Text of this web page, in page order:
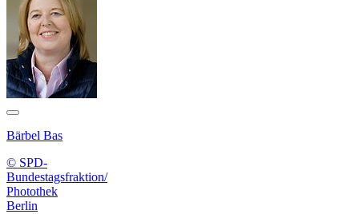
Bärbel Bas
© SPD-
Bundestagsfraktion/
Photothek
Berlin